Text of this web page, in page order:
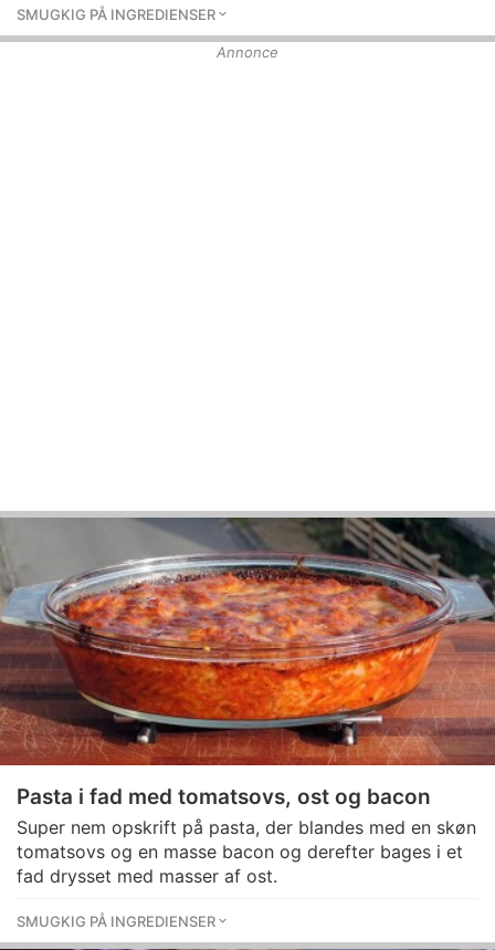
SMUGKIG PÅ INGREDIENSER
Annonce
Pasta i fad med tomatsovs, ost og bacon
Super nem opskrift på pasta, der blandes med en skøn
tomatsovs og en masse bacon og derefter bages i et
fad drysset med masser af ost.
SMUGKIG PÅ INGREDIENSER